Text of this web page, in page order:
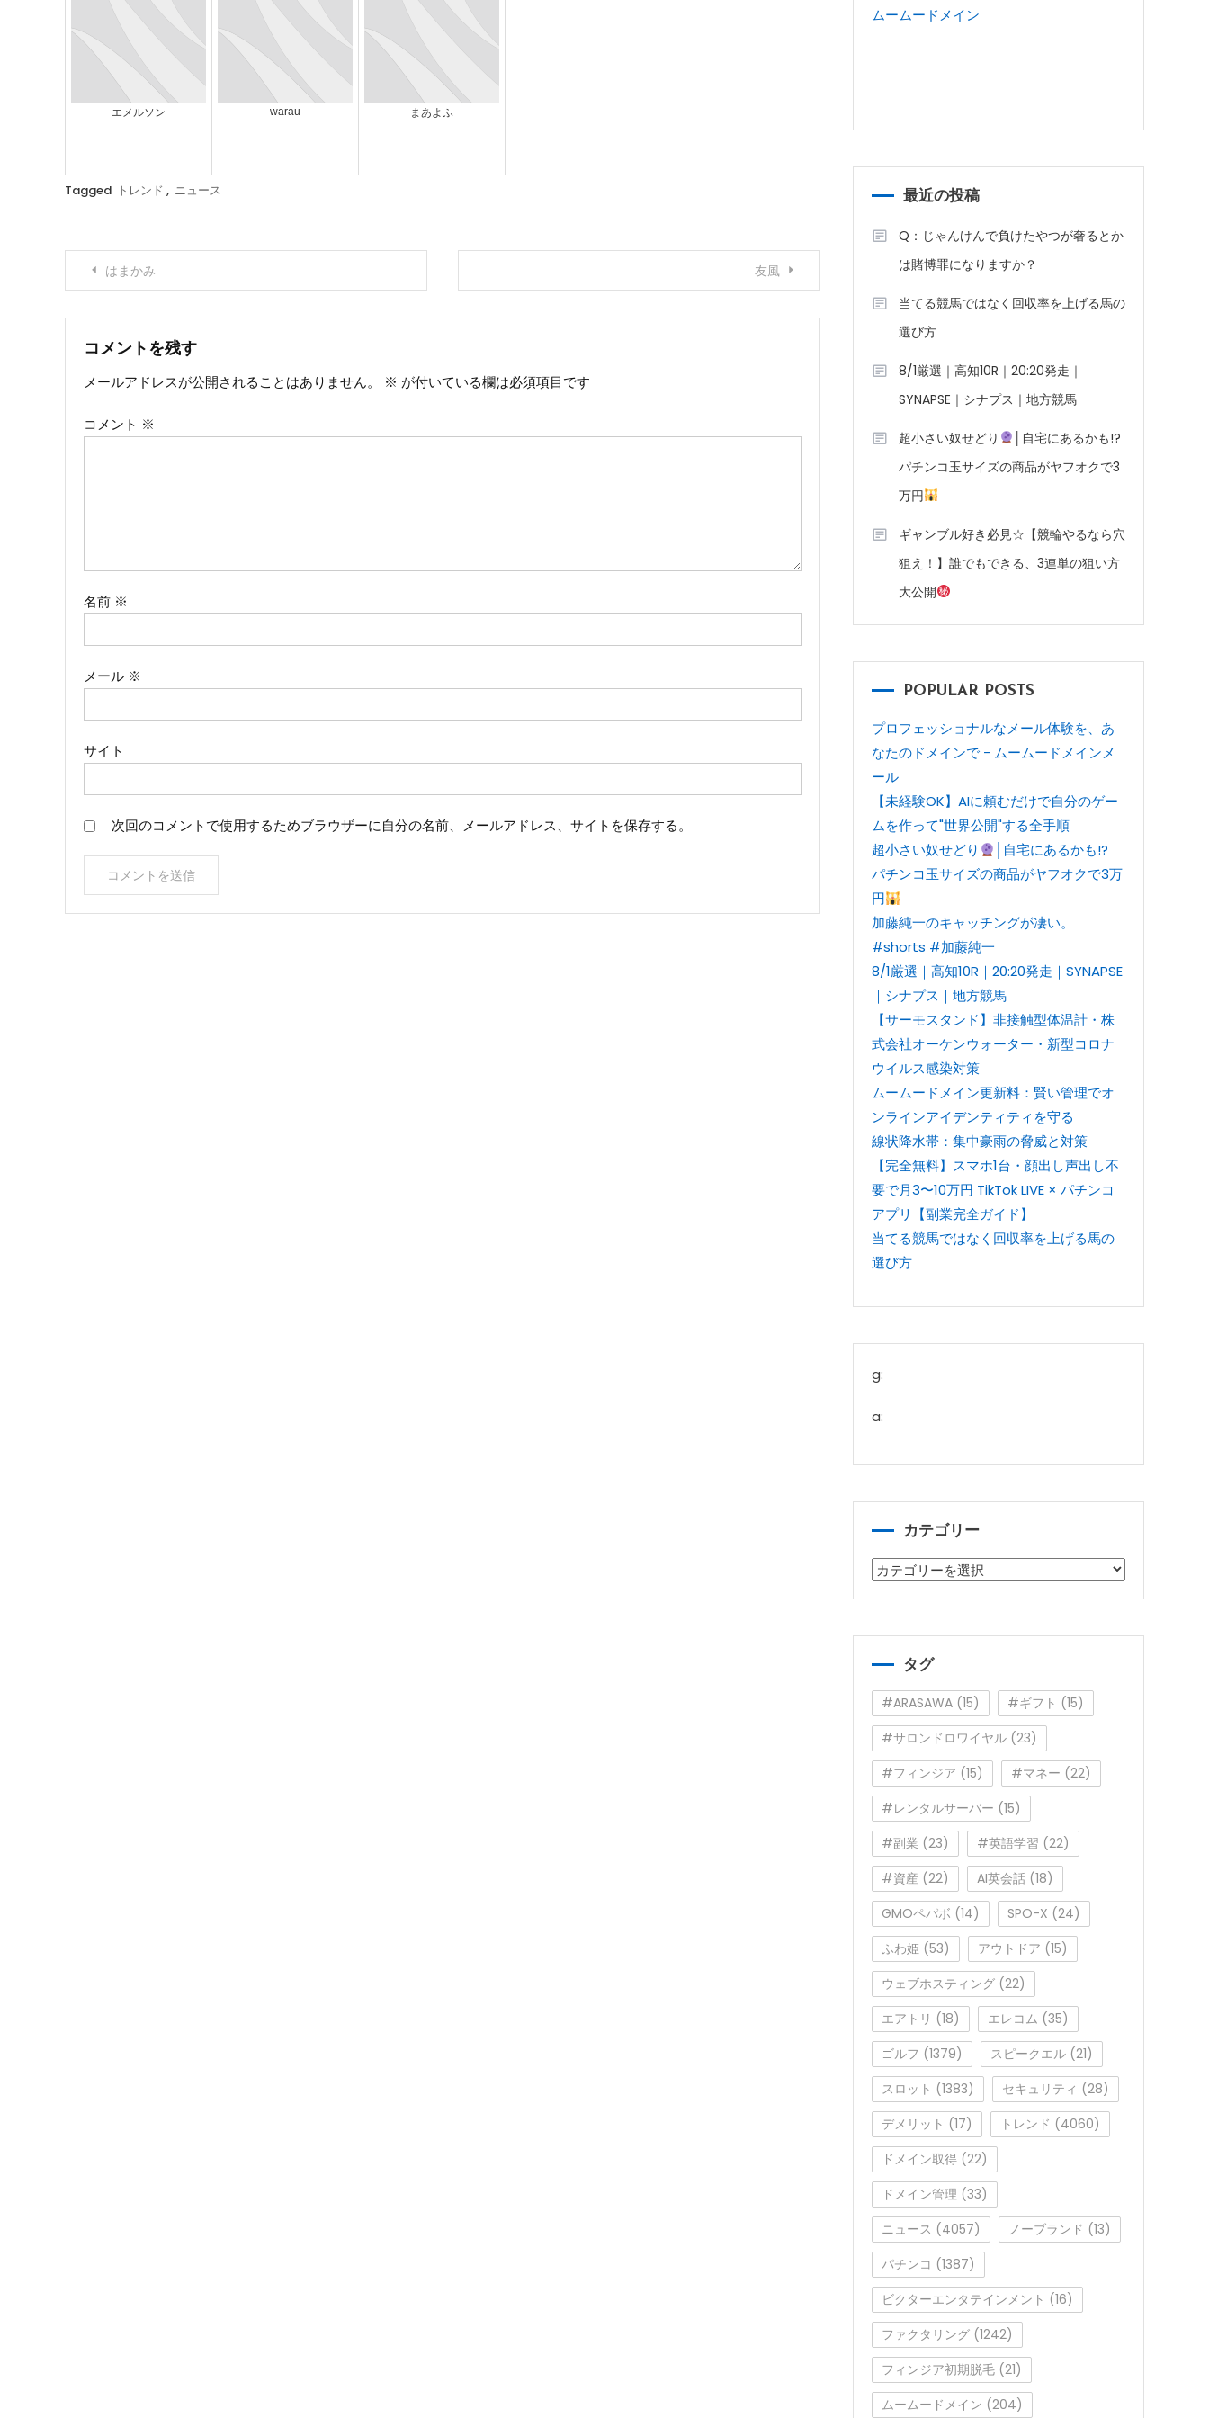
エメルソン warau まあよふ
Tagged トレンド , ニュース
ナ
ビ
ゲ
ン
はまかみ 友風
コメントを残す
メールアドレスが公開されることはありません。 ※ が付いている欄は必須項目です
コメント ※
名前 ※
メール ※
サイト
次回のコメントで使用するためブラウザーに自分の名前、メールアドレス、サイトを保存する。
ムームードメイン
最近の投稿
Q：じゃんけんで負けたやつが奢るとか
は賭博罪になりますか？
当てる競馬ではなく回収率を上げる馬の
選び方
8/1厳選｜高知10R｜20:20発走｜
SYNAPSE｜シナプス｜地方競馬
超小さい奴せどり
│自宅にあるかも!?
パチンコ玉サイズの商品がヤフオクで3
万円
ギャンブル好き必見☆【競輪やるなら穴
狙え！】誰でもできる、3連単の狙い方
大公開
POPULAR POSTS
プロフェッショナルなメール体験を、あ
なたのドメインで - ムームードメインメ
ール
【未経験OK】AIに頼むだけで自分のゲー
ムを作って"世界公開"する全手順
超小さい奴せどり
│自宅にあるかも!?
パチンコ玉サイズの商品がヤフオクで3万
円
加藤純一のキャッチングが凄い。
#shorts #加藤純一
8/1厳選｜高知10R｜20:20発走｜SYNAPSE
｜シナプス｜地方競馬
【サーモスタンド】非接触型体温計・株
式会社オーケンウォーター・新型コロナ
ウイルス感染対策
ムームードメイン更新料：賢い管理でオ
ンラインアイデンティティを守る
線状降水帯：集中豪雨の脅威と対策
【完全無料】スマホ1台・顔出し声出し不
要で月3〜10万円 TikTok LIVE × パチンコ
アプリ【副業完全ガイド】
当てる競馬ではなく回収率を上げる馬の
選び方
g:
a:
カテゴリー
カ
リ
ー
タグ
#ARASAWA (15) #ギフト (15)
#サロンドロワイヤル (23)
#フィンジア (15) #マネー (22)
#レンタルサーバー (15)
#副業 (23) #英語学習 (22)
#資産 (22) AI英会話 (18)
GMOペパボ (14) SPO-X (24)
ふわ姫 (53) アウトドア (15)
ウェブホスティング (22)
エアトリ (18) エレコム (35)
ゴルフ (1379) スピークエル (21)
スロット (1383) セキュリティ (28)
デメリット (17) トレンド (4060)
ドメイン取得 (22)
ドメイン管理 (33)
ニュース (4057) ノーブランド (13)
パチンコ (1387)
ビクターエンタテインメント (16)
ファクタリング (1242)
フィンジア初期脱毛 (21)
ムームードメイン (204)